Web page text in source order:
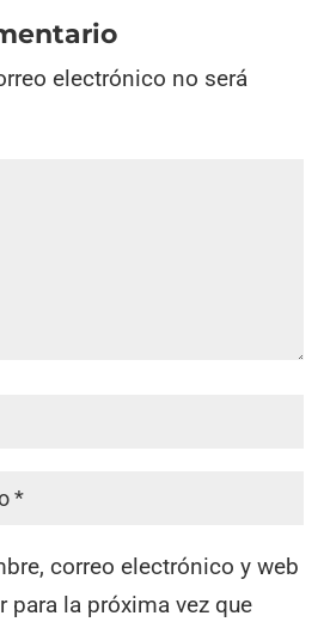
electrónico no será
correo electrónico y web
para la próxima vez que